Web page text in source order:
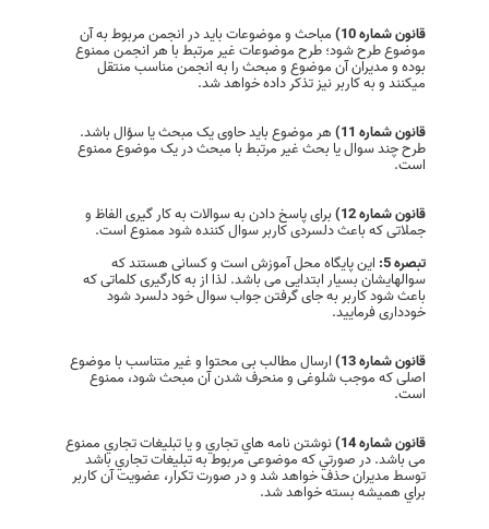
قانون شماره 10) مباحث و موضوعات باید در انجمن مربوط به آن
موضوع طرح شود؛ طرح موضوعات غیر مرتبط با هر انجمن ممنوع
بوده و مدیران آن موضوع و مبحث را به انجمن مناسب منتقل
میکنند و به کاربر نیز تذکر داده خواهد شد.
قانون شماره 11) هر موضوع باید حاوی یک مبحث یا سؤال باشد.
طرح چند سوال يا بحث غير مرتبط با مبحث در یک موضوع ممنوع
است.
قانون شماره 12) برای پاسخ دادن به سوالات به کار گیری الفاظ و
جملاتی که باعث دلسردی کاربر سوال کننده شود ممنوع است.
تبصره 5:
این پایگاه محل آموزش است و کسانی هستند که
سوالهایشان بسیار ابتدایی می باشد. لذا از به کارگیری کلماتی که
باعث شود کاربر به جای گرفتن جواب سوال خود دلسرد شود
خودداری فرمایید.
قانون شماره 13) ارسال مطالب بی محتوا و غیر متناسب با موضوع
اصلی که موجب شلوغی و منحرف شدن آن مبحث شود، ممنوع
است.
قانون شماره 14) نوشتن نامه هاي تجاري و يا تبليغات تجاري ممنوع
می باشد. در صورتي كه موضوعی مربوط به تبليغات تجاري باشد
توسط مديران حذف خواهد شد و در صورت تكرار، عضویت آن کاربر
براي هميشه بسته خواهد شد.